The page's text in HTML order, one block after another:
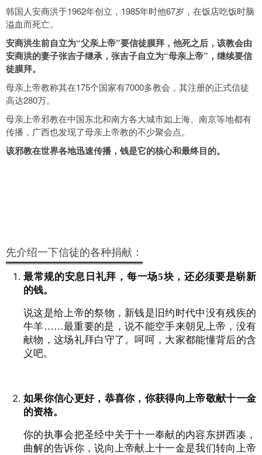
韩国人安商洪于1962年创立，1985年时他67岁，在饭店吃饭时脑
溢血而死亡。
安商洪生前自立为“父亲上帝”要信徒膜拜，他死之后，该教会由
安商洪的妻子张吉子继承，张吉子自立为“母亲上帝”，继续要信
徒膜拜。
母亲上帝教称其在175个国家有7000多教会，其注册的正式信徒
高达280万。
母亲上帝邪教在中国东北和南方各大城市如上海、南京等地都有
传播，广西也发现了母亲上帝教的不少聚会点。
该邪教在世界各地迅速传播，钱是它的核心和最终目的。
先介绍一下信徒的各种捐献：
最常规的安息日礼拜，每一场5块，还必须要是崭新
的钱。
说这是给上帝的祭物，新钱是旧约时代中没有残疾的
牛羊……最重要的是，说不能空手来朝见上帝，没有
献物，这场礼拜白守了。呵呵，大家都能懂背后的含
义吧。
如果你信心更好，恭喜你，你获得向上帝敬献十一金
的资格。
你的执事会把圣经中关于十一奉献的内容东拼西凑，
曲解的告诉你，说向上帝献上十一金是我们转向上帝